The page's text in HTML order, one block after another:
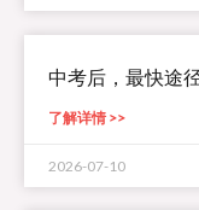
中考后，最快途
了解详情 >>
2026-07-10